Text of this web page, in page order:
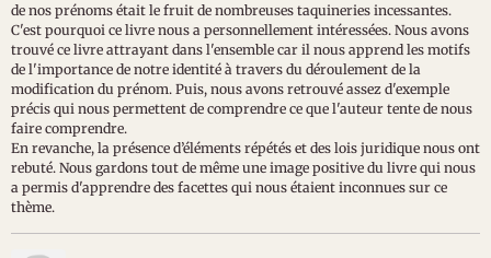
de nos prénoms était le fruit de nombreuses taquineries incessantes.
C'est pourquoi ce livre nous a personnellement intéressées. Nous avons
trouvé ce livre attrayant dans l'ensemble car il nous apprend les motifs
de l'importance de notre identité à travers du déroulement de la
modification du prénom. Puis, nous avons retrouvé assez d'exemple
précis qui nous permettent de comprendre ce que l'auteur tente de nous
faire comprendre.
En revanche, la présence d’éléments répétés et des lois juridique nous ont
rebuté. Nous gardons tout de même une image positive du livre qui nous
a permis d'apprendre des facettes qui nous étaient inconnues sur ce
thème.